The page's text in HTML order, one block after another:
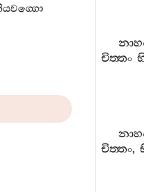
චිත‍්තං
චිත‍්තං,